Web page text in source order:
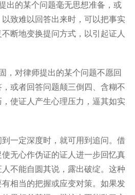
出的某个问题毫无思想准备，或
致难以回答出来时，可以把事实
断地变换提问方式，以引起证人
，对律师提出的某个问题不愿回
或者回答问题颠三倒四、含糊不
使证人产生心理压力，逼其如实
定深度时，就可用到追问。借
无心作伪证的证人进一步回忆真
不能自圆其说，露出破绽。这种
相当的把握或应变对策。如果发